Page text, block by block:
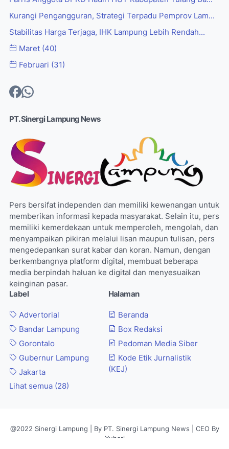
Kurangi Pengangguran, Strategi Terpadu Pemprov Lam...
Stabilitas Harga Terjaga, IHK Lampung Lebih Rendah...
Maret (40)
Februari (31)
PT. Sinergi Lampung News
Pers bersifat independen dan memiliki kewenangan untuk
memberikan informasi kepada masyarakat. Selain itu, pers
memiliki kemerdekaan untuk memperoleh, mengolah, dan
menyampaikan pikiran melalui lisan maupun tulisan, pers
mengedepankan surat kabar dan koran. Namun, dengan
berkembangnya platform digital, membuat beberapa
media berpindah haluan ke digital dan menyesuaikan
keinginan pasar.
Label
Advertorial
Bandar Lampung
Gorontalo
Gubernur Lampung
Jakarta
Lihat semua (28)
Halaman
Beranda
Box Redaksi
Pedoman Media Siber
Kode Etik Jurnalistik
(KEJ)
@2022 Sinergi Lampung | By PT. Sinergi Lampung News | CEO By
Yuhari